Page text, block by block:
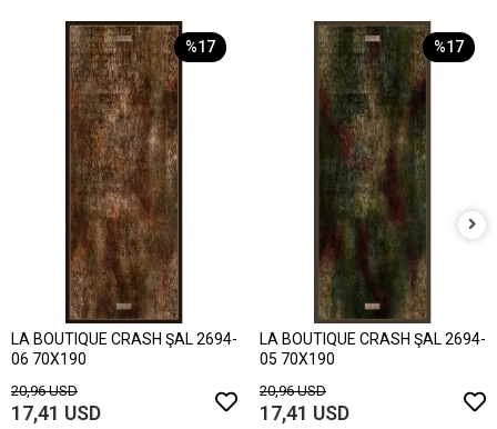
%17
LA BOUTIQUE CRASH ŞAL 2694-
06 70X190
20,96 USD
17,41 USD
%17
LA BOUTIQUE CRASH ŞAL 2694-
05 70X190
20,96 USD
17,41 USD